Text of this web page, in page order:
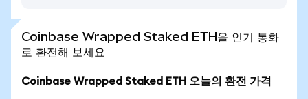
Coinbase Wrapped Staked ETH을 인기 통화
로 환전해 보세요
Coinbase Wrapped Staked ETH 오늘의 환전 가격